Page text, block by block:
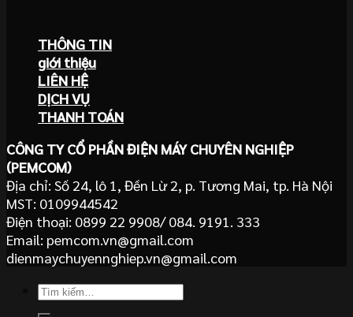
THÔNG TIN
giới thiệu
LIÊN HỆ
DỊCH VỤ
THANH TOÁN
CÔNG TY CỔ PHẦN ĐIỆN MÁY CHUYÊN NGHIỆP
(PEMCOM)
Địa chỉ: Số 24, lô 1, Đền Lừ 2, p. Tương Mai, tp. Hà Nội
MST: 0109944542
Điện thoại: 0899 22 9908/ 084. 9191. 333
Email: pemcom.vn@gmail.com
dienmaychuyennghiep.vn@gmail.com
Tìm